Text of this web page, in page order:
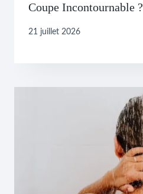
Coupe Incontournable ?
21 juillet 2026